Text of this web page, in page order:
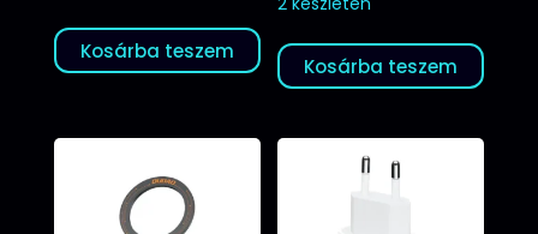
Kosárba teszem
Kosárba teszem